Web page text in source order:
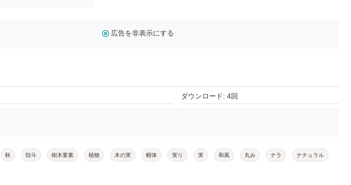
広告を非表示にする
ダウンロード: 4回
秋 殻斗 樹木要素 植物 木の実 帽体 実り 実 和風 丸み ナラ ナチュラル